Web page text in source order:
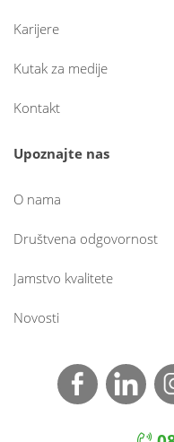
Karijere
Kutak za medije
Kontakt
Upoznajte nas
O nama
Društvena odgovornost
Jamstvo kvalitete
Novosti